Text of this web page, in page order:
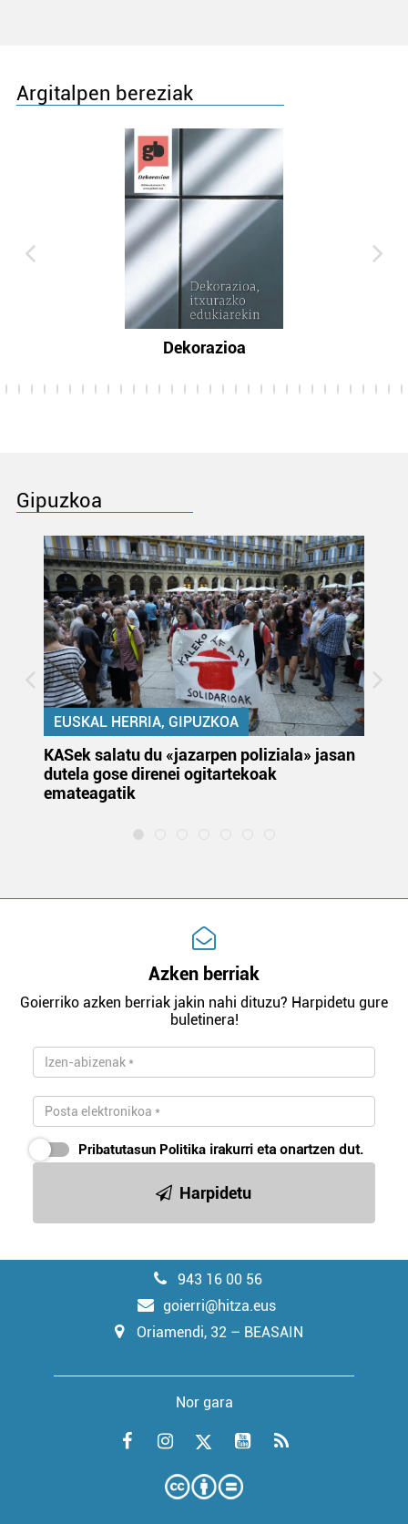
Argitalpen bereziak
Dekorazioa
Gipuzkoa
EUSKAL HERRIA, GIPUZKOA
KASek salatu du «jazarpen poliziala» jasan
dutela gose direnei ogitartekoak
emateagatik
Azken berriak
Goierriko azken berriak jakin nahi dituzu? Harpidetu gure
buletinera!
Pribatutasun Politika irakurri eta onartzen dut.
Harpidetu
943 16 00 56
goierri@hitza.eus
Oriamendi, 32 – BEASAIN
Nor gara